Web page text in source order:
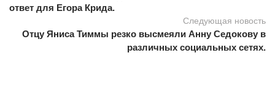
ответ для Егора Крида.
Следующая новость
Отцу Яниса Тиммы резко высмеяли Анну Седокову в
различных социальных сетях.